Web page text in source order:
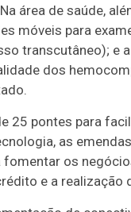
área de saúde,
móveis para
transcutâneo); e
dos
25 pontes para
as
os
e a realização